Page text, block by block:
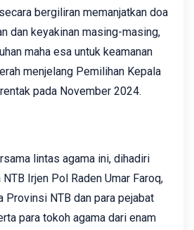
bergiliran memanjatkan doa
dan keyakinan masing-masing,
maha esa untuk keamanan
menjelang Pemilihan Kepala
pada November 2024.
lintas agama ini, dihadiri
Irjen Pol Raden Umar Faroq,
Provinsi NTB dan para pejabat
para tokoh agama dari enam